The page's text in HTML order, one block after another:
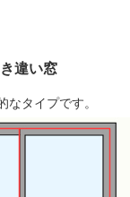
違い窓
なタイプです。